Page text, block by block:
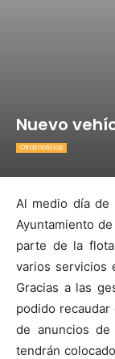
Nuevo
Otras noticias
Al medio día de
Ayuntamiento
parte de la
varios servicios
Gracias a las
podido
de anuncios
tendrán